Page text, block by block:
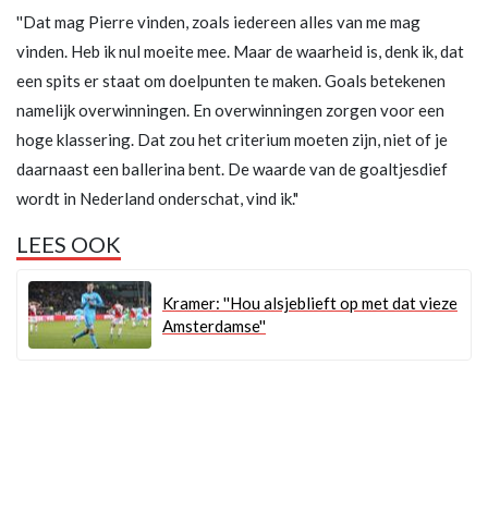
''Dat mag Pierre vinden, zoals iedereen alles van me mag
vinden. Heb ik nul moeite mee. Maar de waarheid is, denk ik, dat
een spits er staat om doelpunten te maken. Goals betekenen
namelijk overwinningen. En overwinningen zorgen voor een
hoge klassering. Dat zou het criterium moeten zijn, niet of je
daarnaast een ballerina bent. De waarde van de goaltjesdief
wordt in Nederland onderschat, vind ik."
LEES OOK
Kramer: ''Hou alsjeblieft op met dat vieze
Amsterdamse''